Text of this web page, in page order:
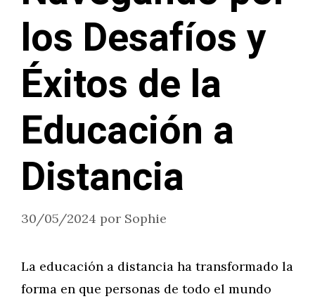
los Desafíos y
Éxitos de la
Educación a
Distancia
30/05/2024 por Sophie
La educación a distancia ha transformado la
forma en que personas de todo el mundo